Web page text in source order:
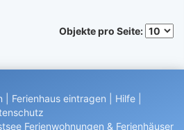
Objekte pro Seite:
Ferienhaus eintragen Hilfe
Ferienwohnungen & Ferienhäuser